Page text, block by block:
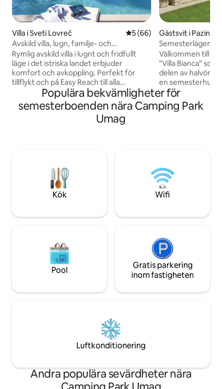
Villa i Sveti Lovreč 5 av 5 i genomsnittligt
5 (66)
Avskild villa, lugn, familje- och
husdjursvänlig
Rymlig avskild villa i lugnt och fridfullt
läge i det istriska landet erbjuder
komfort och avkoppling. Perfekt för
tillflykt och på Easy Reach till alla
intressepunkter. I ett mycket lugnt
område, erbjuder villan avskildhet, lugn
och säker komfort plats i lugn grönska.
Under perioden juni-aug är ändring över
du skickar en förfrågan för att bekräfta
din tillgänglighet.
Gästsvit i Pazin
Välkommen till
"Villa Bianca"
delen av halvön
en
bekvämt belägen
semester! Vi kommer att göra vårt bästa
för att göra din
7 dagar i veckan,
Välkommen till
Populära bekvämligheter för
semesterboenden nära Camping Park
Umag
Kök Wifi
Pool
Gratis parkering
inom fastigheten
Luftkonditionering
Andra populära sevärdheter nära